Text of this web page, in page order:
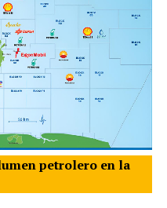
petrolero en la